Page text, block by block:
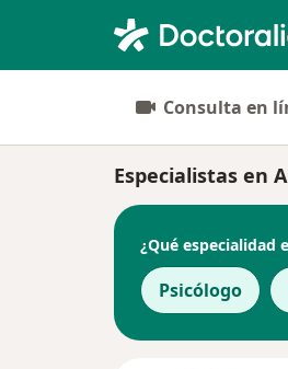
Consulta en
Especialistas en
¿Qué especialidad
Psicólogo